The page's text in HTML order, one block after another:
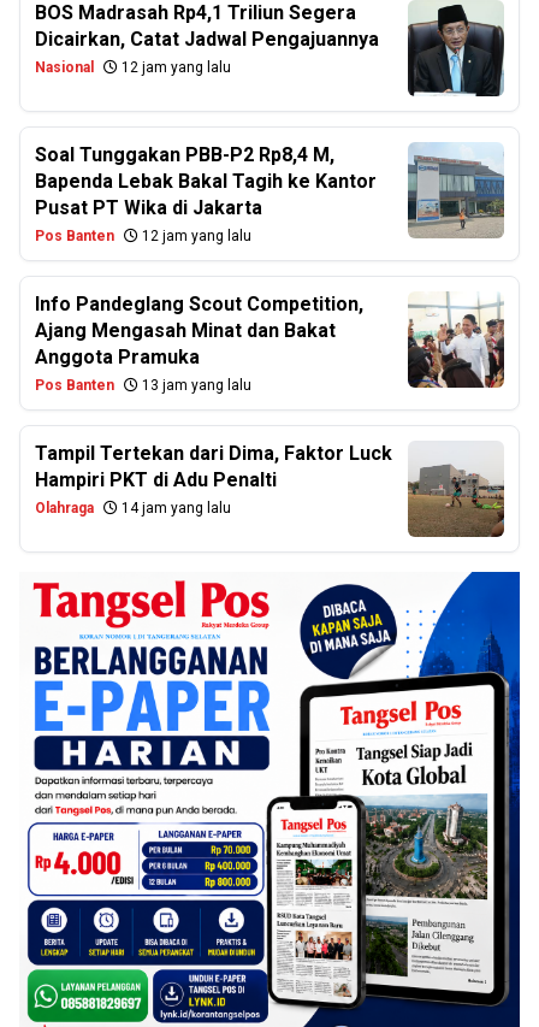
BOS Madrasah Rp4,1 Triliun Segera
Dicairkan, Catat Jadwal Pengajuannya
Nasional 12 jam yang lalu
Soal Tunggakan PBB-P2 Rp8,4 M,
Bapenda Lebak Bakal Tagih ke Kantor
Pusat PT Wika di Jakarta
Pos Banten 12 jam yang lalu
Info Pandeglang Scout Competition,
Ajang Mengasah Minat dan Bakat
Anggota Pramuka
Pos Banten 13 jam yang lalu
Tampil Tertekan dari Dima, Faktor Luck
Hampiri PKT di Adu Penalti
Olahraga 14 jam yang lalu